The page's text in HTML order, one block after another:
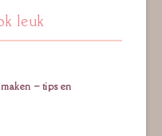
leuk
– tips en